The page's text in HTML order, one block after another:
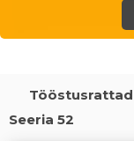
Tööstusrattad
Seeria 52